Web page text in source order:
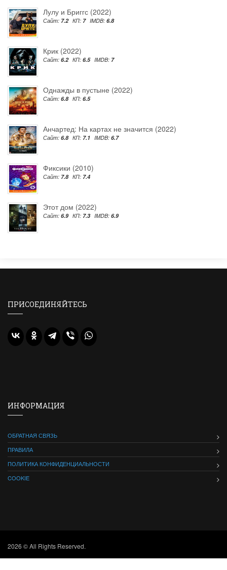
Лулу и Бриггс (2022)
Сайт: 7.2 КП: 7 IMDB: 6.8
Крик (2022)
Сайт: 6.2 КП: 6.5 IMDB: 7
Однажды в пустыне (2022)
Сайт: 6.8 КП: 6.5
Анчартед: На картах не значится (2022)
Сайт: 6.8 КП: 7.1 IMDB: 6.7
Фиксики (2010)
Сайт: 7.8 КП: 7.4
Этот дом (2022)
Сайт: 6.9 КП: 7.3 IMDB: 6.9
ПРИСОЕДИНЯЙТЕСЬ
ИНФОРМАЦИЯ
ОБРАТНАЯ СВЯЗЬ
ПРАВИЛА
ПОЛИТИКА КОНФИДЕНЦИАЛЬНОСТИ
COOKIE
2026 © All Rights Reserved.